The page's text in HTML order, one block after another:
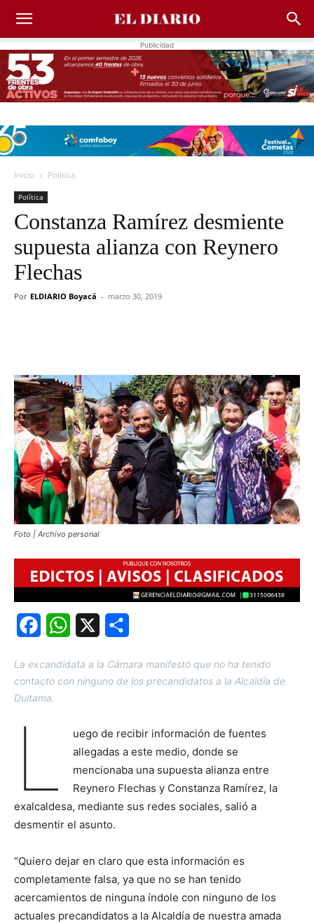
Publicidad
Inicio Política
Política
Constanza Ramírez desmiente
supuesta alianza con Reynero
Flechas
Por ELDIARIO Boyacá - marzo 30, 2019
Foto | Archivo personal
FacebookWhatsApp
La excandidata a la Cámara manifestó que no ha tenido
contacto con ninguno de los precandidatos a la Alcaldía de
Duitama.
L
uego de recibir información de fuentes
allegadas a este medio, donde se
mencionaba una supuesta alianza entre
Reynero Flechas y Constanza Ramírez, la
exalcaldesa, mediante sus redes sociales, salió a
desmentir el asunto.
“Quiero dejar en claro que esta información es
completamente falsa, ya que no se han tenido
acercamientos de ninguna índole con ninguno de los
actuales precandidatos a la Alcaldía de nuestra amada